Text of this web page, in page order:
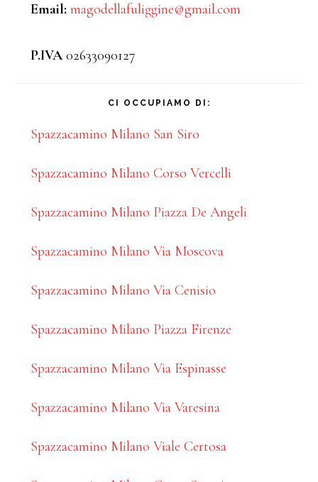
Email: magodellafuliggine@gmail.com
P.IVA02633090127
CI OCCUPIAMO DI:
Spazzacamino Milano San Siro
Spazzacamino Milano Corso Vercelli
Spazzacamino Milano Piazza De Angeli
Spazzacamino Milano Via Moscova
Spazzacamino Milano Via Cenisio
Spazzacamino Milano Piazza Firenze
Spazzacamino Milano Via Espinasse
Spazzacamino Milano Via Varesina
Spazzacamino Milano Viale Certosa